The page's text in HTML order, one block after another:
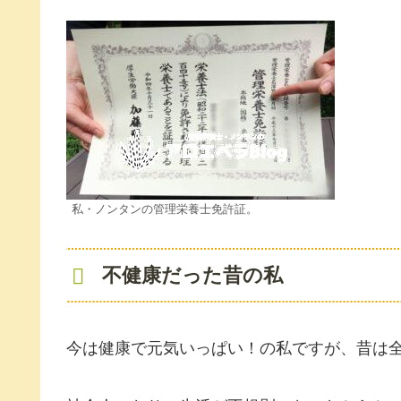
私・ノンタンの管理栄養士免許証。
不健康だった昔の私
今は健康で元気いっぱい！の私ですが、昔は